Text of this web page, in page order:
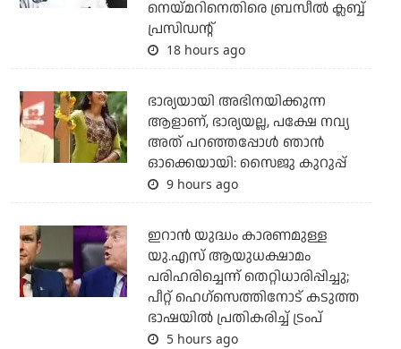
നെയ്മറിനെതിരെ ബ്രസീല്‍ ക്ലബ്ബ്
പ്രസിഡന്റ്
18 hours ago
ഭാര്യയായി അഭിനയിക്കുന്ന
ആളാണ്, ഭാര്യയല്ല, പക്ഷേ നവ്യ
അത് പറഞ്ഞപ്പോള്‍ ഞാന്‍
ഓക്കെയായി: സൈജു കുറുപ്പ്
9 hours ago
ഇറാന്‍ യുദ്ധം കാരണമുള്ള
യു.എസ് ആയുധക്ഷാമം
പരിഹരിച്ചെന്ന് തെറ്റിധാരിപ്പിച്ചു;
പീറ്റ് ഹെഗ്‌സെത്തിനോട് കടുത്ത
ഭാഷയില്‍ പ്രതികരിച്ച് ട്രംപ്
5 hours ago